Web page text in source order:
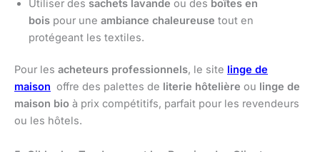
Utiliser des sachets lavande ou des boîtes en
bois pour une ambiance chaleureuse tout en
protégeant les textiles.
Pour les acheteurs professionnels, le site linge de
maison offre des palettes de literie hôtelière ou linge de
maison bio à prix compétitifs, parfait pour les revendeurs
ou les hôtels.